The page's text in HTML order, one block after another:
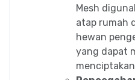
Mesh
atap rumah
hewan
yang dapat